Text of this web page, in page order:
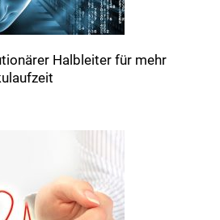
Halbleiter für mehr